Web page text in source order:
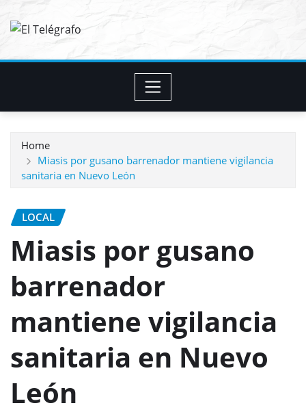
Home
Miasis por gusano barrenador mantiene vigilancia
sanitaria en Nuevo León
LOCAL
Miasis por gusano
barrenador
mantiene vigilancia
sanitaria en Nuevo
León